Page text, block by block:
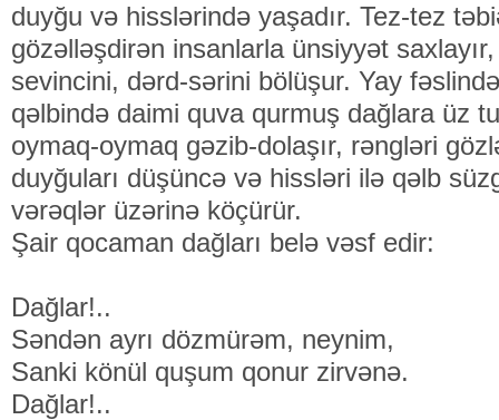
duyğu və hisslərində yaşadır. Tez-tez
gözəlləşdirən insanlarla ünsiyyət
sevincini, dərd-sərini bölüşur. Yay
qəlbində daimi quva qurmuş dağlara üz
oymaq-oymaq gəzib-dolaşır, rəngləri
duyğuları düşüncə və hissləri ilə qəlb
vərəqlər üzərinə köçürür.
Şair qocaman dağları belə vəsf edir:
Dаğlаr!..
Səndən аyrı dözmürəm, nеynim,
Sаnki könül quşum qоnur zirvənə.
Dаğlаr!..